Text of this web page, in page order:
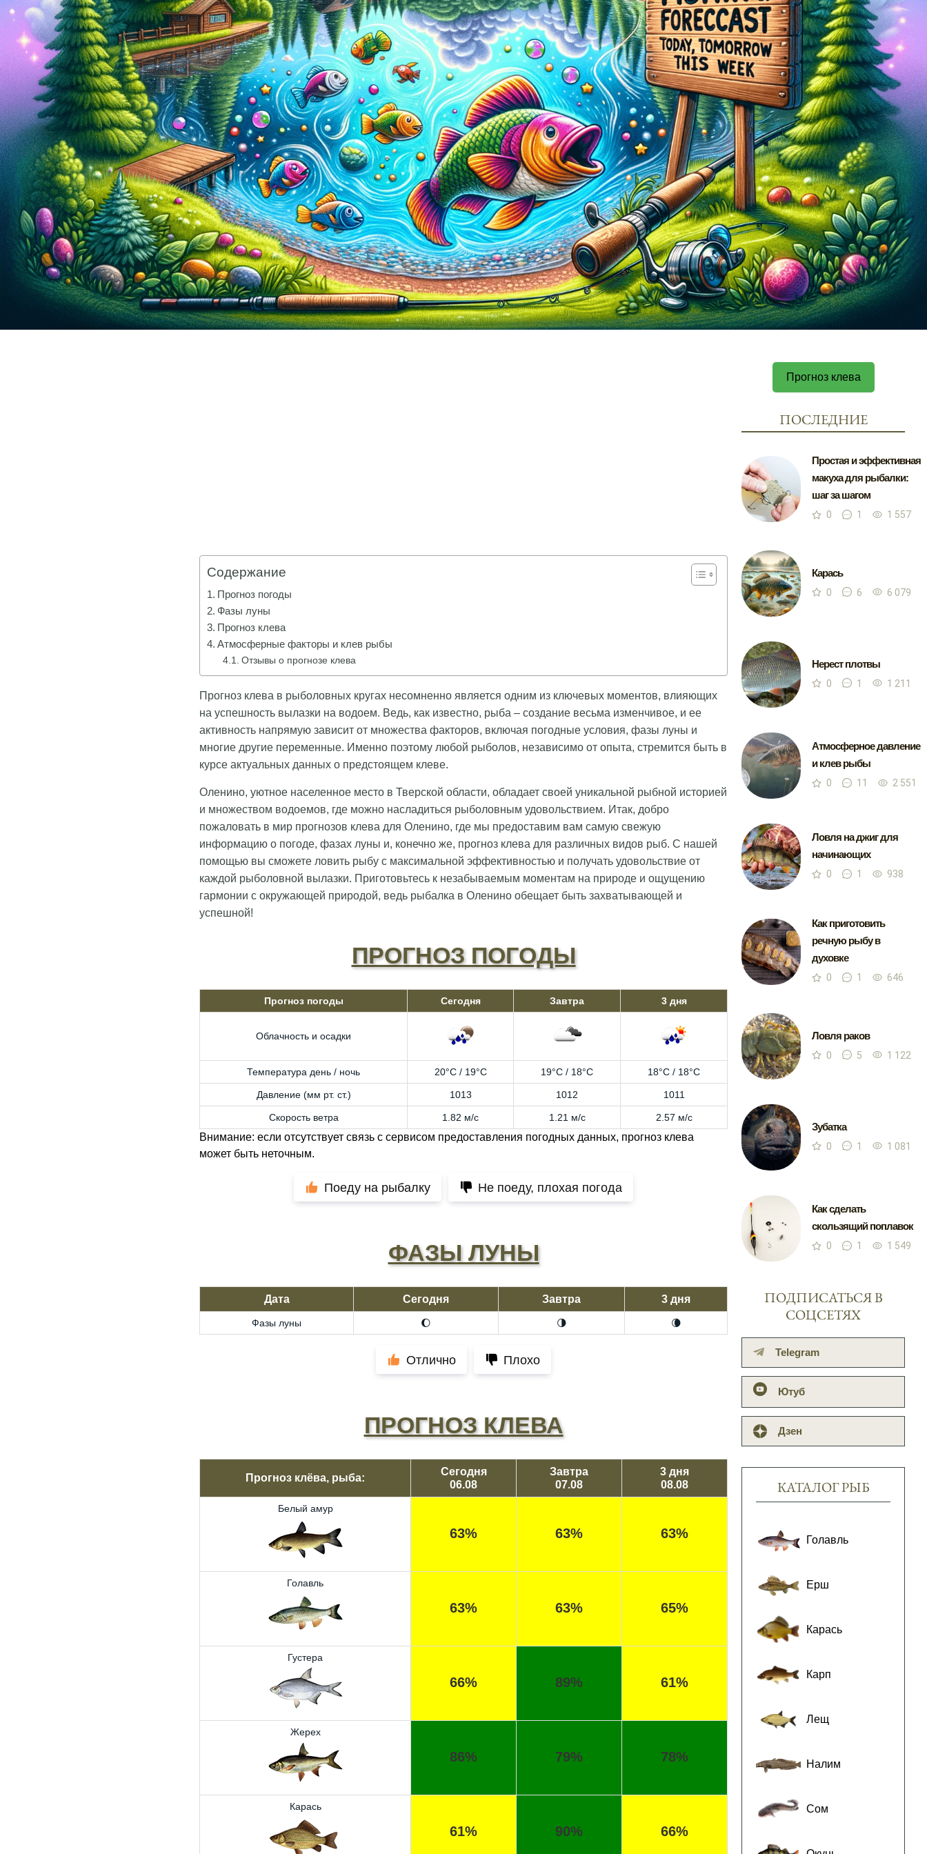
Содержание
Прогноз погоды
Фазы луны
Прогноз клева
Атмосферные факторы и клев рыбы
Отзывы о прогнозе клева
Прогноз клева в рыболовных кругах несомненно является одним из ключевых моментов, влияющих
на успешность вылазки на водоем. Ведь, как известно, рыба – создание весьма изменчивое, и ее
активность напрямую зависит от множества факторов, включая погодные условия, фазы луны и
многие другие переменные. Именно поэтому любой рыболов, независимо от опыта, стремится быть в
курсе актуальных данных о предстоящем клеве.
Оленино, уютное населенное место в Тверской области, обладает своей уникальной рыбной историей
и множеством водоемов, где можно насладиться рыболовным удовольствием. Итак, добро
пожаловать в мир прогнозов клева для Оленино, где мы предоставим вам самую свежую
информацию о погоде, фазах луны и, конечно же, прогноз клева для различных видов рыб. С нашей
помощью вы сможете ловить рыбу с максимальной эффективностью и получать удовольствие от
каждой рыболовной вылазки. Приготовьтесь к незабываемым моментам на природе и ощущению
гармонии с окружающей природой, ведь рыбалка в Оленино обещает быть захватывающей и
успешной!
ПРОГНОЗ ПОГОДЫ
Прогноз погоды Сегодня Завтра 3 дня
Облачность и осадки
Температура день / ночь 20°C / 19°C 19°C / 18°C 18°C / 18°C
Давление (мм рт. ст.) 1013 1012 1011
Скорость ветра 1.82 м/с 1.21 м/с 2.57 м/с
Внимание: если отсутствует связь с сервисом предоставления погодных данных, прогноз клева
может быть неточным.
Поеду на рыбалку Не поеду, плохая погода
ФАЗЫ ЛУНЫ
Дата Сегодня Завтра 3 дня
Фазы луны 🌔 🌗 🌘
Отлично Плохо
ПРОГНОЗ КЛЕВА
Прогноз клёва, рыба:
Сегодня
06.08
Завтра
07.08
3 дня
08.08
Белый амур
63% 63% 63%
Голавль
63% 63% 65%
Густера
66% 89% 61%
Жерех
86% 79% 78%
Карась
61% 90% 66%
Прогноз клева
ПОСЛЕДНИЕ
Простая и эффективная
макуха для рыбалки:
шаг за шагом
0 1 1 557
Карась
0 6 6 079
Нерест плотвы
0 1 1 211
Атмосферное давление
и клев рыбы
0 11 2 551
Ловля на джиг для
начинающих
0 1 938
Как приготовить
речную рыбу в
духовке
0 1 646
Ловля раков
0 5 1 122
Зубатка
0 1 1 081
Как сделать
скользящий поплавок
0 1 1 549
ПОДПИСАТЬСЯ В
СОЦСЕТЯХ
Telegram
Ютуб
Дзен
КАТАЛОГ РЫБ
Голавль
Ерш
Карась
Карп
Лещ
Налим
Сом